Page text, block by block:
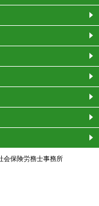
会保険労務士事務所